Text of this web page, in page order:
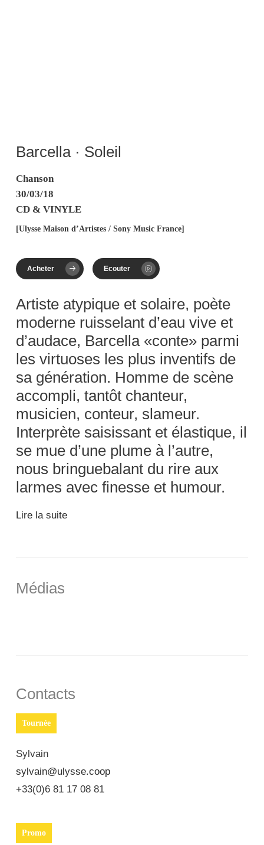
Barcella · Soleil
Chanson
30/03/18
CD & VINYLE
[Ulysse Maison d’Artistes / Sony Music France]
Acheter Ecouter
Artiste atypique et solaire, poète
moderne ruisselant d’eau vive et
d’audace, Barcella «conte» parmi
les virtuoses les plus inventifs de
sa génération. Homme de scène
accompli, tantôt chanteur,
musicien, conteur, slameur.
Interprète saisissant et élastique, il
se mue d’une plume à l’autre,
nous bringuebalant du rire aux
larmes avec finesse et humour.
Lire la suite
Médias
Contacts
Tournée
Sylvain
sylvain@ulysse.coop
+33(0)6 81 17 08 81
Promo